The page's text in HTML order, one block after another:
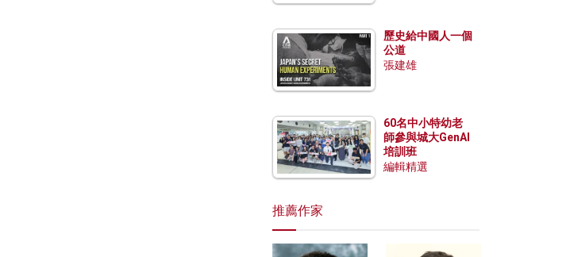
歷史給中國人一個
公道
張建雄
60名中小特幼老
師參與城大GenAI
培訓班
編輯精選
推薦作家